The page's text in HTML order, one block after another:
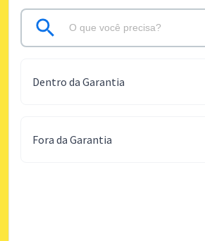
Dentro da Garantia
Fora da Garantia